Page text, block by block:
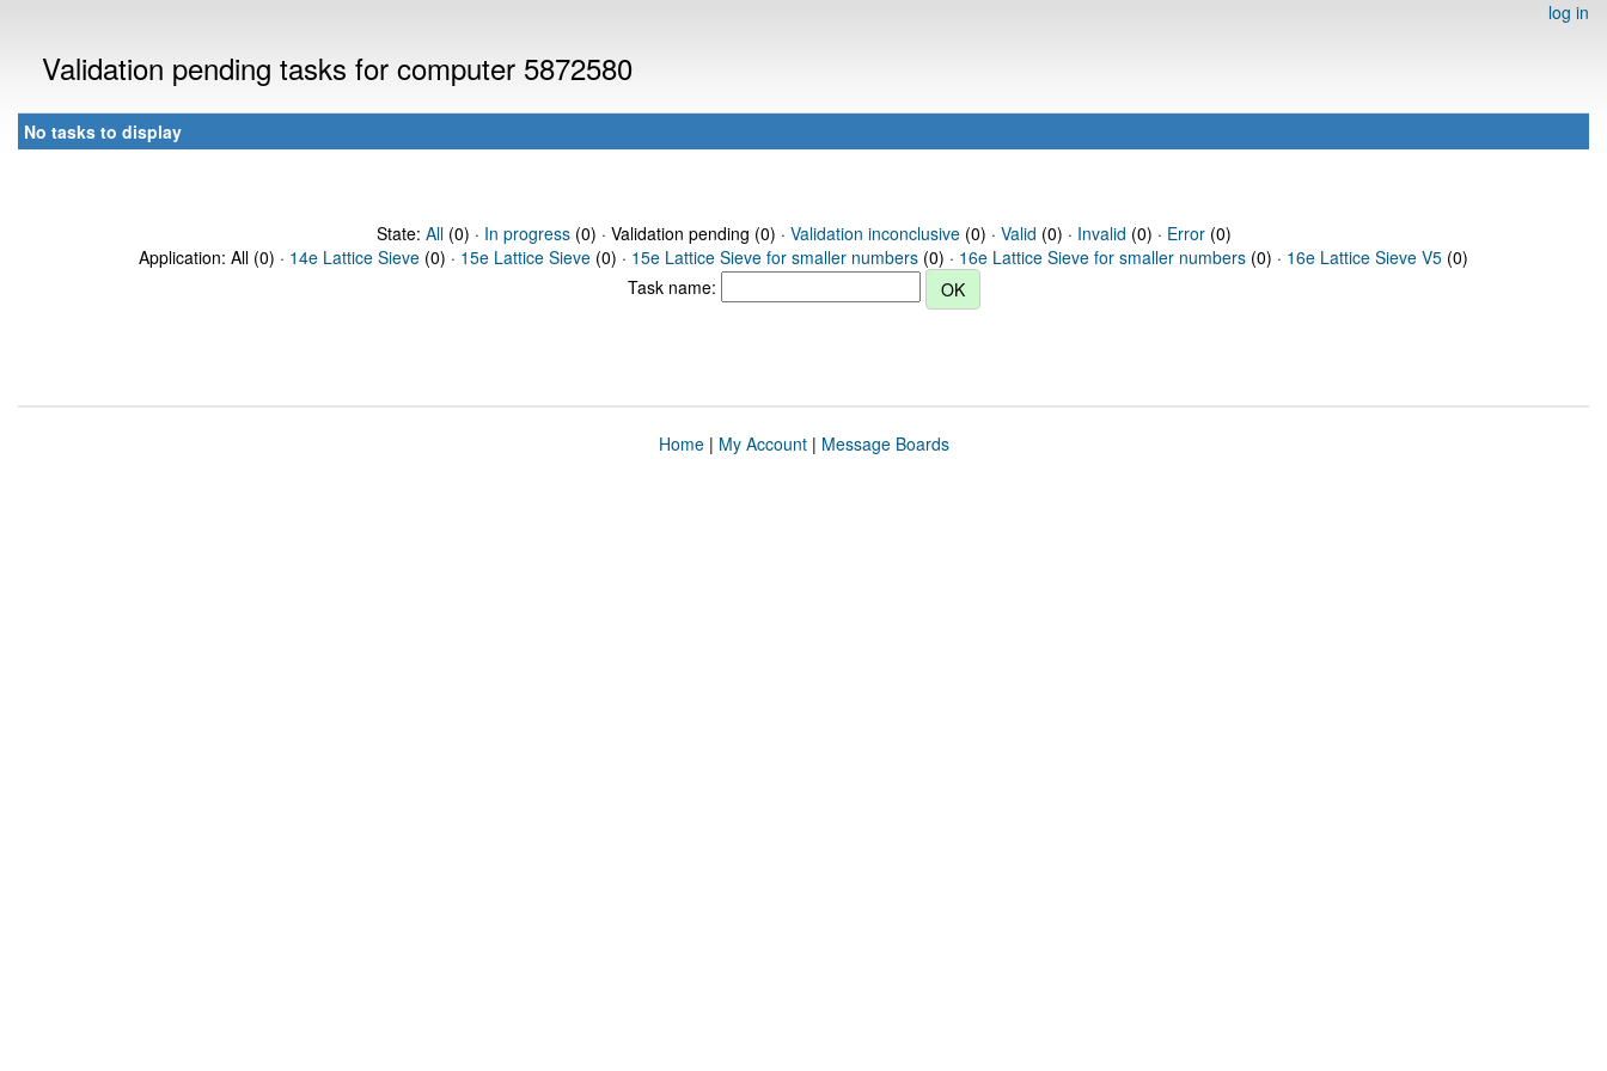
log in
Validation pending tasks for computer 5872580
No tasks to display
State: All(0) · In progress(0) · Validation pending (0) · Validation inconclusive(0) · Valid (0) · Invalid (0) · Error(0)
Application: All (0) · 14e Lattice Sieve (0) · 15e Lattice Sieve (0) · 15e Lattice Sieve for smaller numbers (0) · 16e Lattice Sieve for smaller numbers (0) · 16e Lattice Sieve V5 (0)
Task name:
Home| My Account| Message Boards